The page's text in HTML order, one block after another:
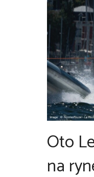
Oto
na